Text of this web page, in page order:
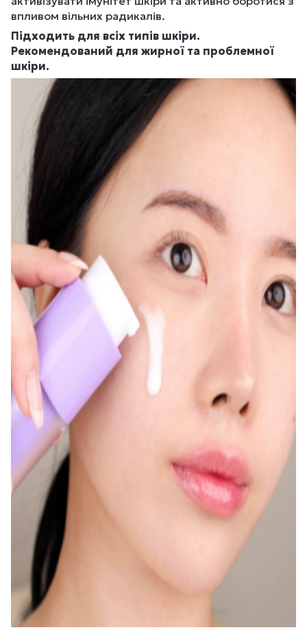
впливом вільних радикалів.
Підходить для всіх типів шкіри.
Рекомендований для жирної та проблемної
шкіри.